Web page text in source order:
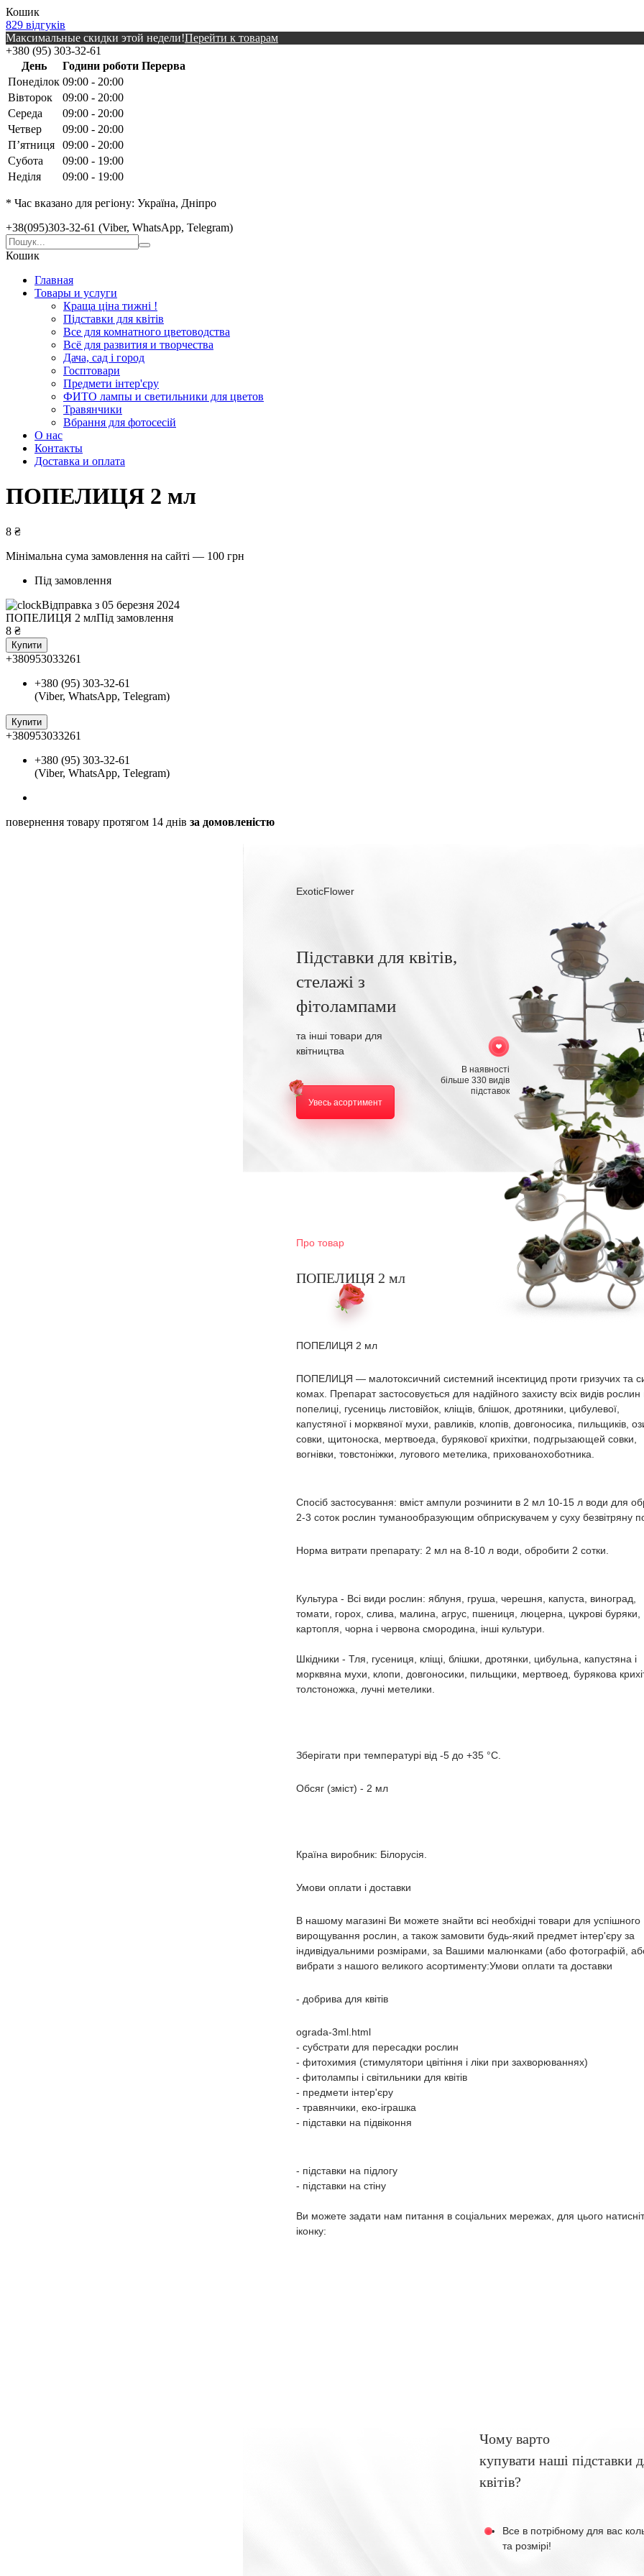
Кошик
829 відгуків
Максимальные скидки этой недели!Перейти к товарам
+380 (95) 303-32-61
День
Години роботи Перерва
Понеділок 09:00 - 20:00
Вівторок
09:00 - 20:00
Середа
09:00 - 20:00
Четвер
09:00 - 20:00
Пʼятниця
09:00 - 20:00
Субота
09:00 - 19:00
Неділя
09:00 - 19:00
* Час вказано для регіону: Україна, Дніпро
+38(095)303-32-61 (Viber, WhatsApp, Telegram)
Кошик
Главная
Товары и услуги
Краща ціна тижні !
Підставки для квітів
Все для комнатного цветоводства
Всё для развития и творчества
Дача, сад і город
Госптовари
Предмети інтер'єру
ФИТО лампы и светильники для цветов
Травянчики
Вбрання для фотосесій
О нас
Контакты
Доставка и оплата
ПОПЕЛИЦЯ 2 мл
8 ₴
Мінімальна сума замовлення на сайті — 100 грн
Під замовлення
Відправка з 05 березня 2024
ПОПЕЛИЦЯ 2 млПід замовлення
8 ₴
Купити
+380953033261
+380 (95) 303-32-61
(Viber, WhatsApp, Тelegram)
Купити
+380953033261
+380 (95) 303-32-61
(Viber, WhatsApp, Тelegram)
повернення товару протягом 14 днів за домовленістю
ExoticFlower
Підставки для квітів,
стелажі з
фітолампами
та інші товари для
квітництва
Увесь асортимент
В наявності
більше 330 видів
підставок
Про товар
ПОПЕЛИЦЯ 2 мл
ПОПЕЛИЦЯ 2 мл
ПОПЕЛИЦЯ ― малотоксичний системний інсектицид проти гризучих та
комах. Препарат застосовується для надійного захисту всіх видів рослин
попелиці, гусениць листовійок, кліщів, блішок, дротяники, цибулевої,
капустяної і морквяної мухи, равликів, клопів, довгоносика, пильщиків,
совки, щитоноска, мертвоеда, бурякової крихітки, подгрызающей совки,
вогнівки, товстоніжки, лугового метелика, прихованохоботника.
Спосіб застосування: вміст ампули розчинити в 2 мл 10-15 л води для
2-3 соток рослин туманообразующим обприскувачем у суху безвітряну
Норма витрати препарату: 2 мл на 8-10 л води, обробити 2 сотки.
Культура - Всі види рослин: яблуня, груша, черешня, капуста, виноград,
томати, горох, слива, малина, агрус, пшениця, люцерна, цукрові буряки,
картопля, чорна і червона смородина, інші культури.
Шкідники - Тля, гусениця, кліщі, блішки, дротянки, цибульна, капустяна і
морквяна мухи, клопи, довгоносики, пильщики, мертвоед, бурякова
толстоножка, лучні метелики.
Зберігати при температурі від -5 до +35 °С.
Обсяг (зміст) - 2 мл
Країна виробник: Білорусія.
Умови оплати і доставки
В нашому магазині Ви можете знайти всі необхідні товари для успішного
вирощування рослин, а також замовити будь-який предмет інтер'єру за
індивідуальними розмірами, за Вашими малюнками (або фотографій,
вибрати з нашого великого асортименту:Умови оплати та доставки
- добрива для квітів
ograda-3ml.html
- субстрати для пересадки рослин
- фитохимия (стимулятори цвітіння і ліки при захворюваннях)
- фитолампы і світильники для квітів
- предмети інтер'єру
- травянчики, еко-іграшка
- підставки на підвіконня
- підставки на підлогу
- підставки на стіну
Ви можете задати нам питання в соціальних мережах, для цього
іконку:
Чому варто
купувати наші підставки
квітів?
Все в потрібному для вас
та розмірі!